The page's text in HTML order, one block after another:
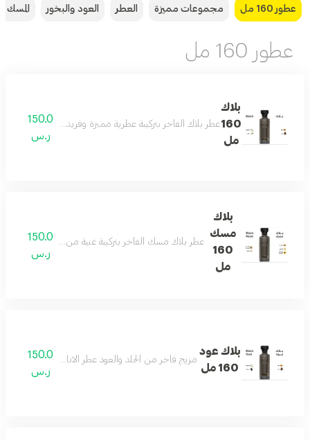
عطور 160 مل مجموعات مميزة العطر العود والبخور المسك
عطور 160 مل
بلاك
160
مل
عطر بلاك الفاخر بتركيبة عطرية مميزة وفريدة بحجم 160 مل يدوم طويلا على البشرة ويمنحك إحساسا بالثقة والأناقة طوال اليوم
150.0
ر.س
بلاك
مسك
160
مل
عطر بلاك مسك الفاخر بتركيبة غنية من الجلد الأنيق
150.0
ر.س
بلاك عود
160 مل
مزيج فاخر من الجلد والعود عطر الاناقه والفخامه
150.0
ر.س